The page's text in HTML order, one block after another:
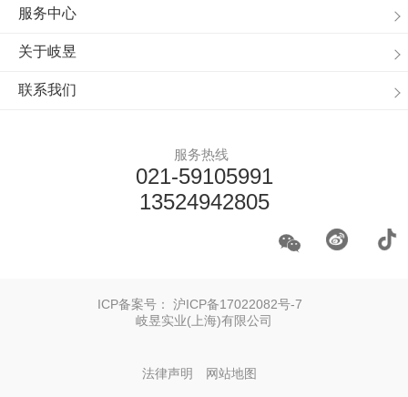
服务中心
关于岐昱
联系我们
服务热线
021-59105991
13524942805
ICP备案号： 沪ICP备17022082号-7
岐昱实业(上海)有限公司
法律声明 网站地图